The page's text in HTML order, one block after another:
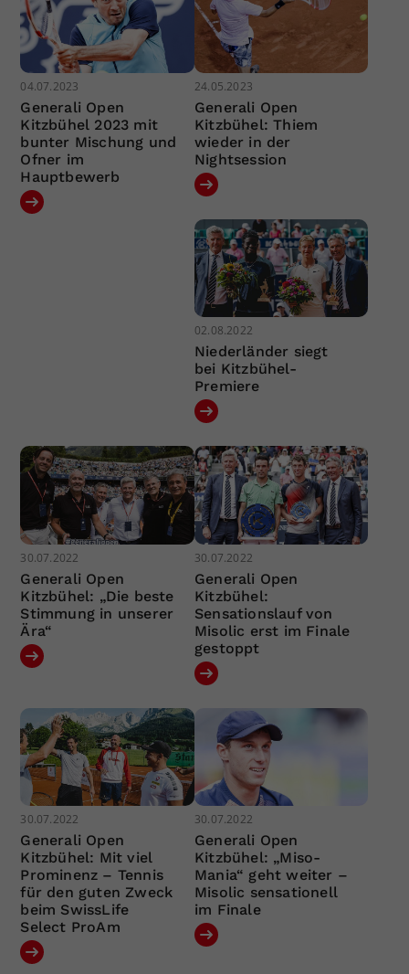
04.07.2023
Generali Open
Kitzbühel 2023 mit
bunter Mischung und
Ofner im
Hauptbewerb
24.05.2023
Generali Open
Kitzbühel: Thiem
wieder in der
Nightsession
02.08.2022
Niederländer siegt
bei Kitzbühel-
Premiere
30.07.2022
Generali Open
Kitzbühel: „Die beste
Stimmung in unserer
Ära“
30.07.2022
Generali Open
Kitzbühel:
Sensationslauf von
Misolic erst im Finale
gestoppt
30.07.2022
Generali Open
Kitzbühel: Mit viel
Prominenz – Tennis
für den guten Zweck
beim SwissLife
Select ProAm
30.07.2022
Generali Open
Kitzbühel: „Miso-
Mania“ geht weiter –
Misolic sensationell
im Finale